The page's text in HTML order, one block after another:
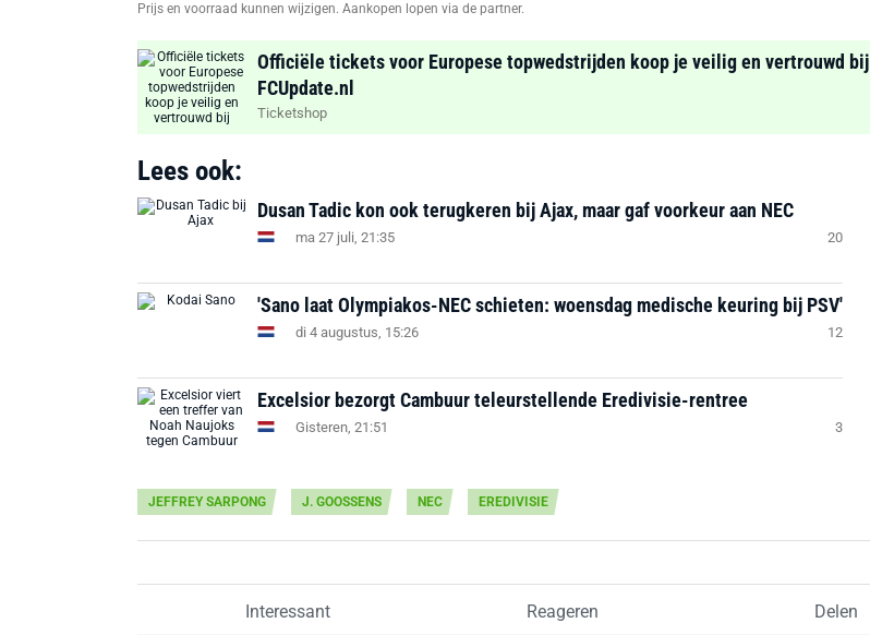
Prijs en voorraad kunnen wijzigen. Aankopen lopen via de partner.
Officiële tickets voor Europese topwedstrijden koop je veilig en vertrouwd bij
FCUpdate.nl
Ticketshop
Lees ook:
Dusan Tadic kon ook terugkeren bij Ajax, maar gaf voorkeur aan NEC
ma 27 juli, 21:35 20
'Sano laat Olympiakos-NEC schieten: woensdag medische keuring bij PSV'
di 4 augustus, 15:26 12
Excelsior bezorgt Cambuur teleurstellende Eredivisie-rentree
Gisteren, 21:51 3
JEFFREY SARPONG J. GOOSSENS NEC EREDIVISIE
Interessant Reageren Delen